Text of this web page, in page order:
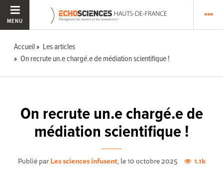
MENU
Accueil
Les articles
On recrute un.e chargé.e de médiation scientifique !
On recrute un.e chargé.e de
médiation scientifique !
Publié parLes sciences infusent, le 10 octobre 2025 1.1k